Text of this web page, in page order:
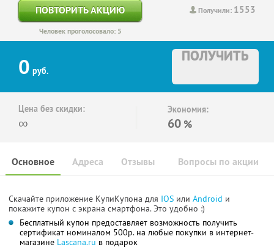
Получили: 1553
ПОВТОРИТЬ АКЦИЮ
Человек проголосовало: 5
0 руб.
ПОЛУЧИТЬ
Цена без скидки:
∞
Экономия:
60 %
Основное Отзывы Вопросы по акции
Адреса
Скачайте приложение КупиКупона для IOS или Android и
покажите купон с экрана смартфона. Это удобно :)
Бесплатный купон предоставляет возможность получить
сертификат номиналом 500р. на любые покупки в интернет-
магазине Lascana.ru в подарок